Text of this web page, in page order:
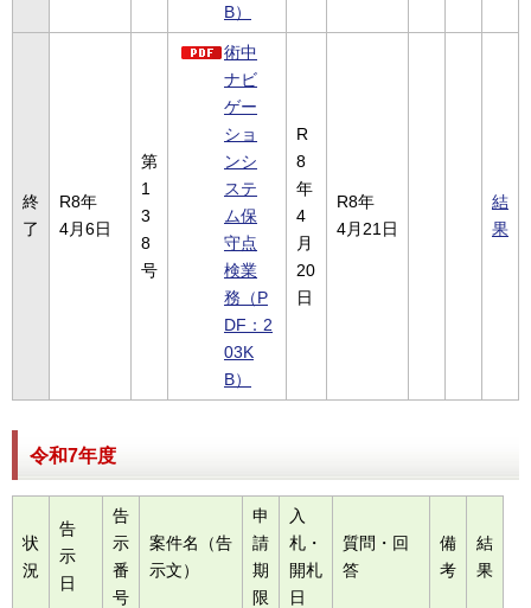
B）
終
了
R8年
4月6日
第
1
3
8
号
術中
ナビ
ゲー
ショ
ンシ
ステ
ム保
守点
検業
務（P
DF：2
03K
B）
R
8
年
4
月
20
日
R8年
4月21日
結
果
令和7年度
状
況
告
示
日
告
示
番
号
案件名（告
示文）
申
請
期
限
入
札・
開札
日
質問・回
答
備
考
結
果